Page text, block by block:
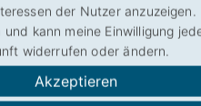
um 20:11 Uhr:
der Nutzer anzuzeigen.
kann meine Einwilligung
widerrufen oder ändern.
Akzeptieren